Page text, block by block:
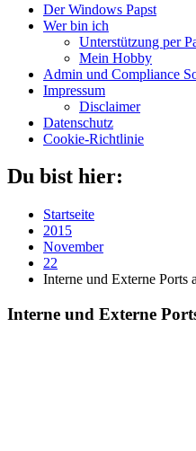
Der Windows Papst
Wer bin ich
Unterstützung per
Mein Hobby
Admin und Compliance
Impressum
Disclaimer
Datenschutz
Cookie-Richtlinie
Du bist hier:
Startseite
2015
November
22
Interne und Externe Ports
Interne und Externe